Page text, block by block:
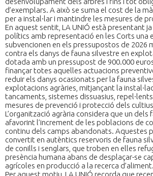
d’exemplars. A això se suma el cost de la
per a instal·lar i mantindre les mesures de
En aquest sentit, LA UNIÓ està presentant
polítics amb representació en les Corts una
subvencionen en els pressupostos de 2026
contra els danys de fauna silvestre en
dotada amb un pressupost de 900.000
finançar totes aquelles actuacions
reduir els danys ocasionats per la fauna
explotacions agràries, mitjançant la
tancaments, sistemes dissuasius,
mesures de prevenció i protecció dels
L’organització agrària considera que un dels
afavorint l’increment de les poblacions de
continu dels camps abandonats. Aquestes
convertit en autèntics reservoris de fauna
de conills i senglars, que troben en elles
presència humana abans de desplaçar-se
agrícoles en producció a la recerca d’aliment.
Per aquest motiu, LA UNIÓ recorda que